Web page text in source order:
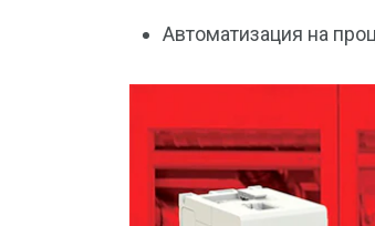
Автоматизация на